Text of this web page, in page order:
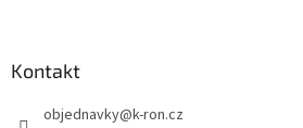
Kontakt
objednavky@k-ron.cz